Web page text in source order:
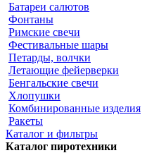
Батареи салютов
Фонтаны
Римские свечи
Фестивальные шары
Петарды, волчки
Летающие фейерверки
Бенгальские свечи
Хлопушки
Комбинированные изделия
Ракеты
Каталог и фильтры
Каталог пиротехники